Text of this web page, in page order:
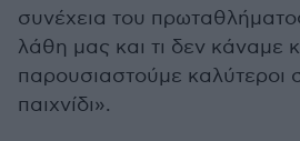
συνέχεια του
λάθη μας και τι δεν κάναμε
παρουσιαστούμε καλύτεροι
παιχνίδι».